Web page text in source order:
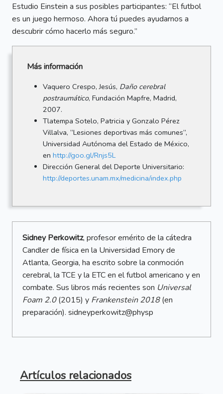
Estudio Einstein a sus posibles participantes: “El futbol
es un juego hermoso. Ahora tú puedes ayudarnos a
descubrir cómo hacerlo más seguro.”
Más información
Vaquero Crespo, Jesús, Daño cerebral
postraumático, Fundación Mapfre, Madrid,
2007.
Tlatempa Sotelo, Patricia y Gonzalo Pérez
Villalva, “Lesiones deportivas más comunes”,
Universidad Autónoma del Estado de México,
en http://goo.gl/Rnjs5L
Dirección General del Deporte Universitario:
http://deportes.unam.mx/medicina/index.php
Sidney Perkowitz, profesor emérito de la cátedra
Candler de física en la Universidad Emory de
Atlanta, Georgia, ha escrito sobre la conmoción
cerebral, la TCE y la ETC en el futbol americano y en
combate. Sus libros más recientes son Universal
Foam 2.0(2015) y Frankenstein 2018(en
preparación). sidneyperkowitz@physp
Artículos relacionados